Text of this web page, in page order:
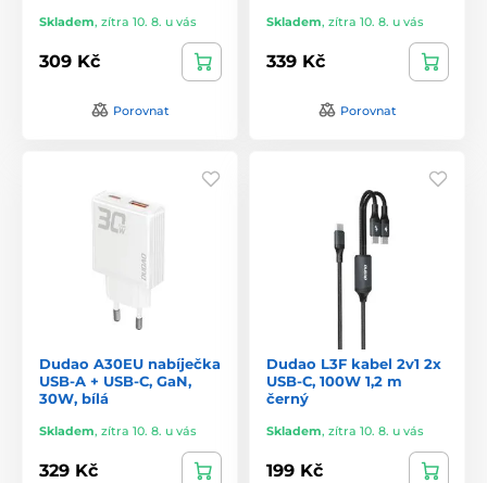
Skladem, zítra 10. 8. u vás
309 Kč
Porovnat
Skladem, zítra 10. 8. u vás
339 Kč
Porovnat
Dudao A30EU nabíječka
USB-A + USB-C, GaN,
30W, bílá
Skladem, zítra 10. 8. u vás
329 Kč
Dudao L3F kabel 2v1 2x
USB-C, 100W 1,2 m
černý
Skladem, zítra 10. 8. u vás
199 Kč